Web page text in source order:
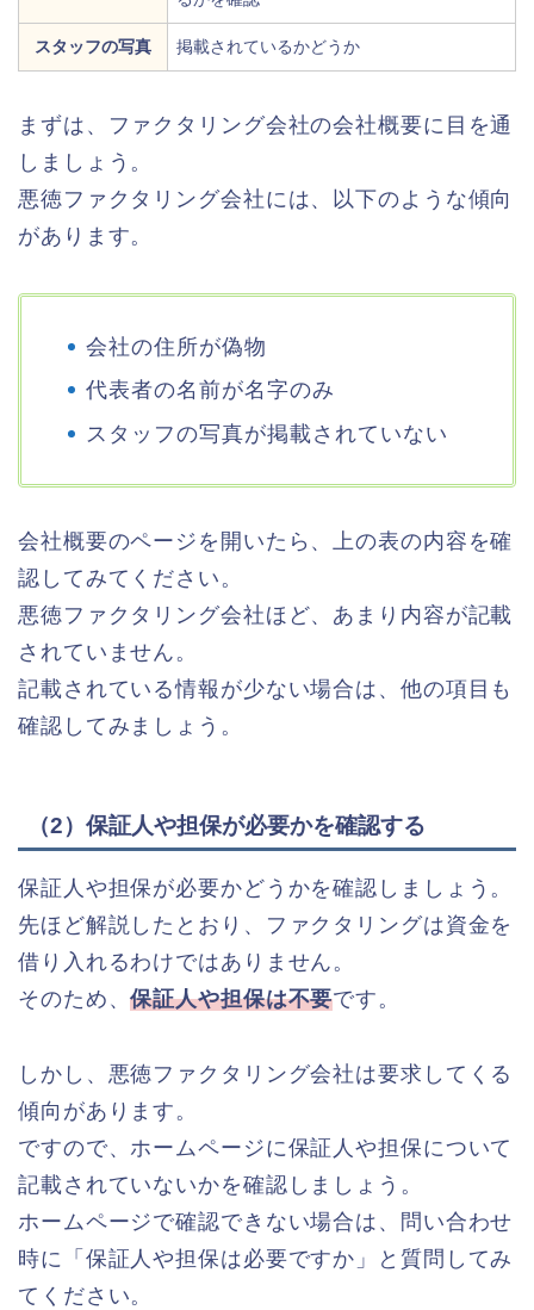
スタッフの写真 掲載されているかどうか
まずは、ファクタリング会社の会社概要に目を通
しましょう。
悪徳ファクタリング会社には、以下のような傾向
があります。
会社の住所が偽物
代表者の名前が名字のみ
スタッフの写真が掲載されていない
会社概要のページを開いたら、上の表の内容を確
認してみてください。
悪徳ファクタリング会社ほど、あまり内容が記載
されていません。
記載されている情報が少ない場合は、他の項目も
確認してみましょう。
（2）保証人や担保が必要かを確認する
保証人や担保が必要かどうかを確認しましょう。
先ほど解説したとおり、ファクタリングは資金を
借り入れるわけではありません。
そのため、保証人や担保は不要です。
しかし、悪徳ファクタリング会社は要求してくる
傾向があります。
ですので、ホームページに保証人や担保について
記載されていないかを確認しましょう。
ホームページで確認できない場合は、問い合わせ
時に「保証人や担保は必要ですか」と質問してみ
てください。